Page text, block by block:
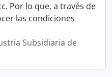
Por lo que, a través de
las condiciones
Subsidiaria de